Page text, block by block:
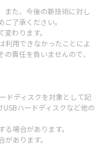
また、今後の新技術に対し
了承ください。
わります。
利用できなかったことによ
責任を負いませんので、
ドディスクを対象として記
ハードディスクなど他の
場合があります。
あります。